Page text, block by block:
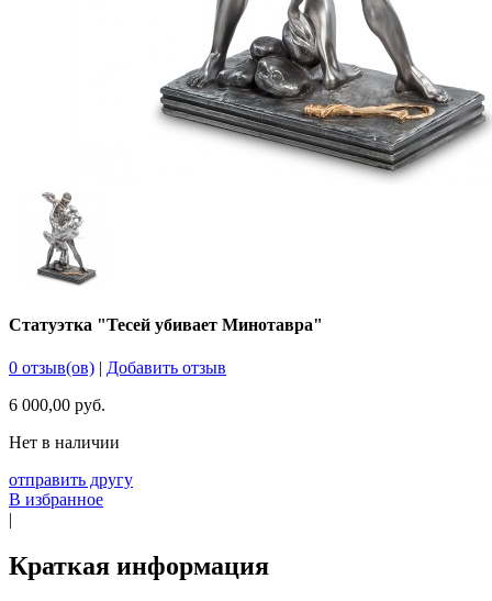
Статуэтка "Тесей убивает Минотавра"
0 отзыв(ов) | Добавить отзыв
6 000,00 руб.
Нет в наличии
отправить другу
В избранное
|
Краткая информация